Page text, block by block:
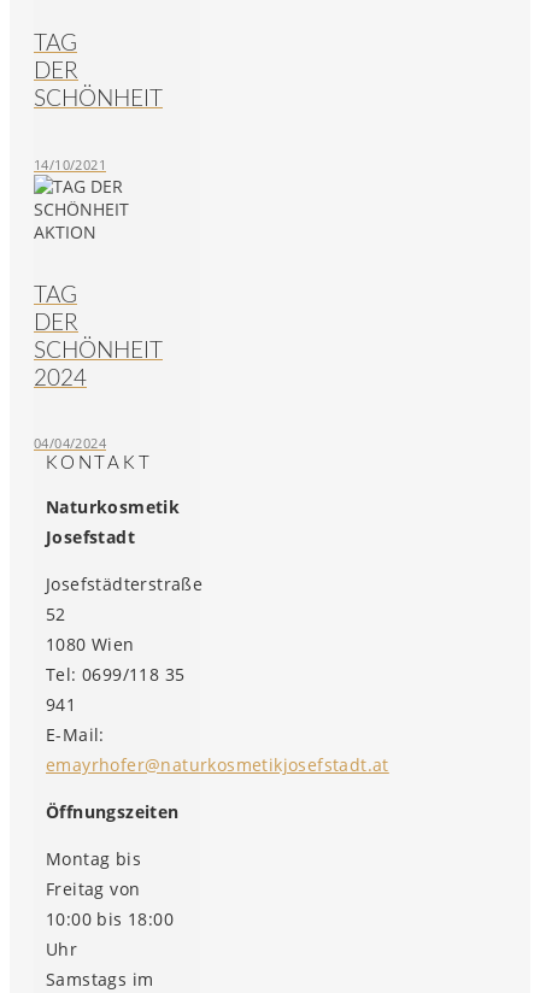
TAG
DER
SCHÖNHEIT
14/10/2021
TAG
DER
SCHÖNHEIT
2024
04/04/2024
KONTAKT
Naturkosmetik
Josefstadt
Josefstädterstraße
52
1080 Wien
Tel: 0699/118 35
941
E-Mail:
emayrhofer@naturkosmetikjosefstadt.at
Öffnungszeiten
Montag bis
Freitag von
10:00 bis 18:00
Uhr
Samstags im